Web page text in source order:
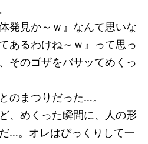
発見か～ｗ』なんて思いな
あるわけね～ｗ』って思っ
そのゴザをバサッてめくっ
のまつりだった…。
、めくった瞬間に、人の形
…。オレはびっくりして一